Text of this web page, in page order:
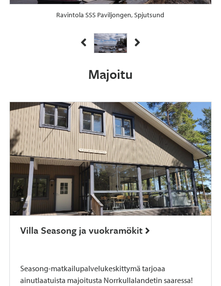
Ravintola SSS Paviljongen, Spjutsund
Majoitu
Villa Seasong ja vuokramökit
Seasong-matkailupalvelukeskittymä tarjoaa
ainutlaatuista majoitusta Norrkullalandetin saaressa!